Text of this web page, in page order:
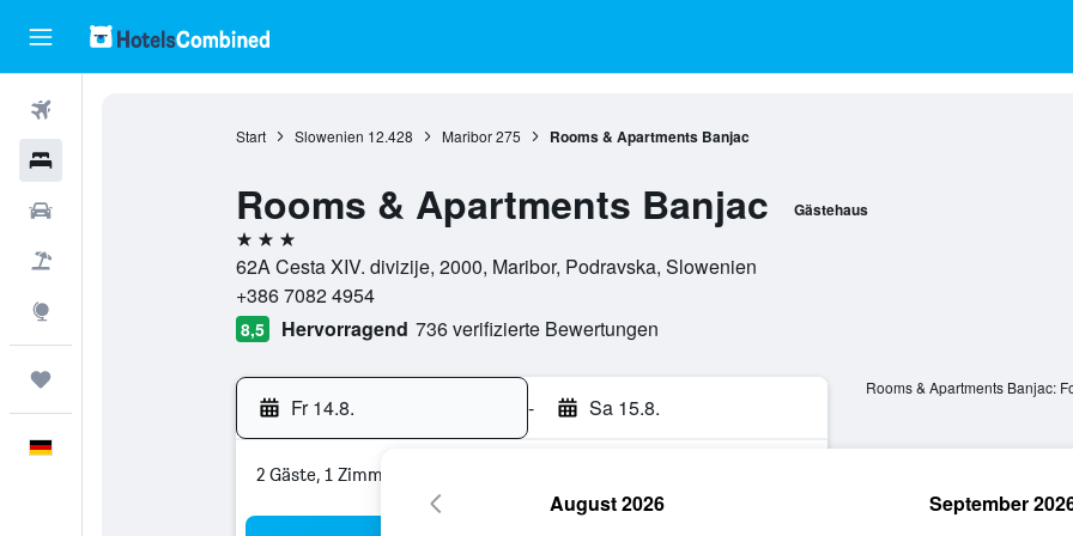
Start Slowenien 12.428 Maribor 275 Rooms & Apartments Banjac
Rooms & Apartments Banjac Gästehaus
3 Sterne
62A Cesta XIV. divizije, 2000, Maribor, Podravska, Slowenien
+386 7082 4954
8,5 Hervorragend 736 verifizierte Bewertungen
Fr 14.8. - Sa 15.8.
2 Gäste, 1 Zimmer
Rooms & Apartments Banjac:
August 2026 September